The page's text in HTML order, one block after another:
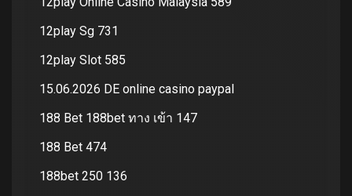
12play Sg 731
12play Slot 585
15.06.2026 DE online casino paypal
188 Bet 188bet ทาง เข้า 147
188 Bet 474
188bet 250 136